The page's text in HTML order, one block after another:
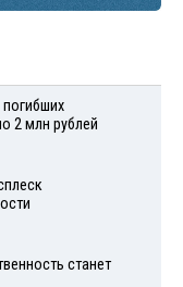
2 млн рублей
станет